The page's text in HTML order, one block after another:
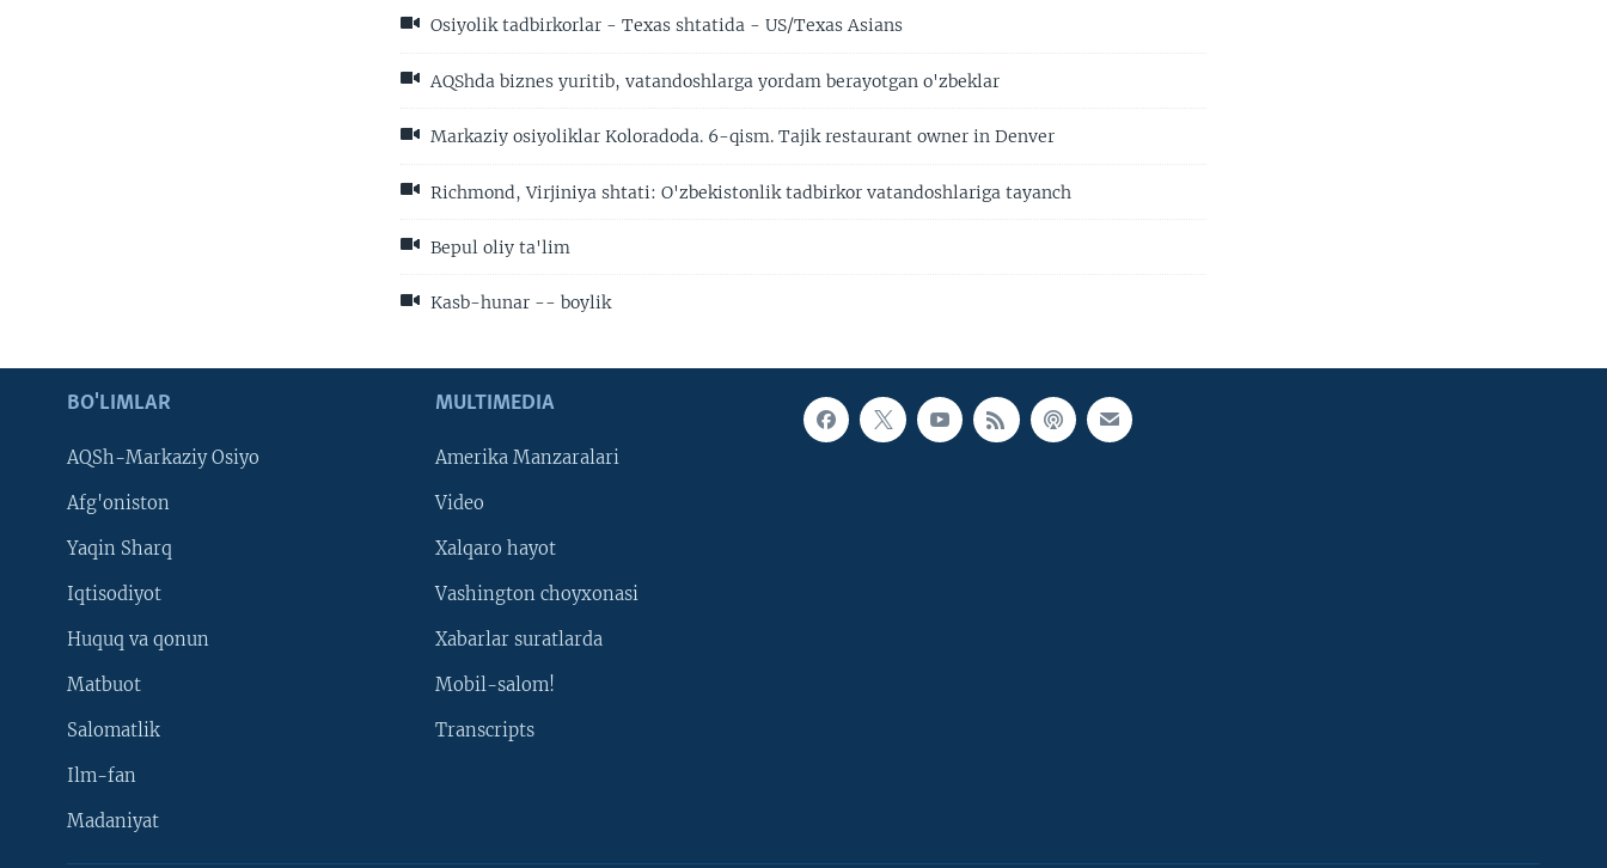
Osiyolik tadbirkorlar - Texas shtatida - US/Texas Asians
AQShda biznes yuritib, vatandoshlarga yordam berayotgan o'zbeklar
Markaziy osiyoliklar Koloradoda. 6-qism. Tajik restaurant owner in Denver
Richmond, Virjiniya shtati: O'zbekistonlik tadbirkor vatandoshlariga tayanch
Bepul oliy ta'lim
Kasb-hunar -- boylik
BO'LIMLAR
AQSh-Markaziy Osiyo
Afg'oniston
Yaqin Sharq
Iqtisodiyot
Huquq va qonun
Matbuot
Salomatlik
Ilm-fan
Madaniyat
MULTIMEDIA
Amerika Manzaralari
Video
Xalqaro hayot
Vashington choyxonasi
Xabarlar suratlarda
Mobil-salom!
Transcripts